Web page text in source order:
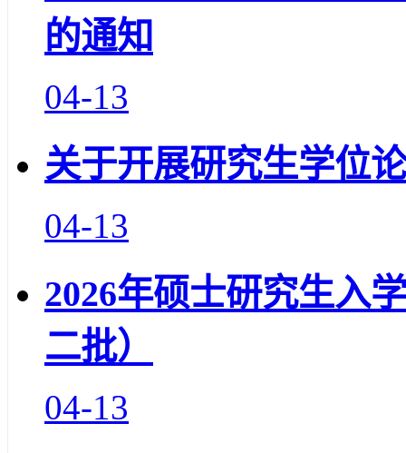
的通知
04-13
关于开展研究生学位
04-13
2026年硕士研究生入
二批）
04-13